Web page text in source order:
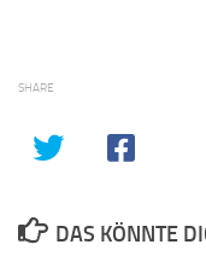
SHARE
DAS KÖNNTE